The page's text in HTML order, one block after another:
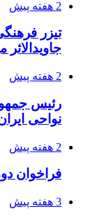
2 هفته پیش
تیزر
جاویدالاثر
2 هفته پیش
رئیس
نواحی
2 هفته پیش
فراخوان
3 هفته پیش